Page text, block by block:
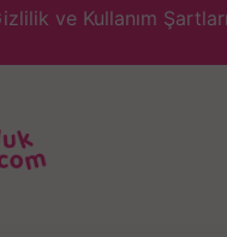
ve Kullanım